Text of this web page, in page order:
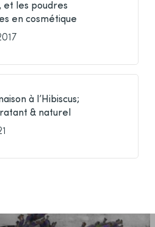
et les poudres
en cosmétique
à l’Hibiscus;
& naturel